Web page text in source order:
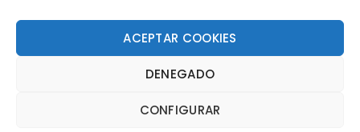
ACEPTAR COOKIES
DENEGADO
CONFIGURAR
DOCUMENTACIÓN
reservados. | La Mejor Tienda de Dardos y Dianas de